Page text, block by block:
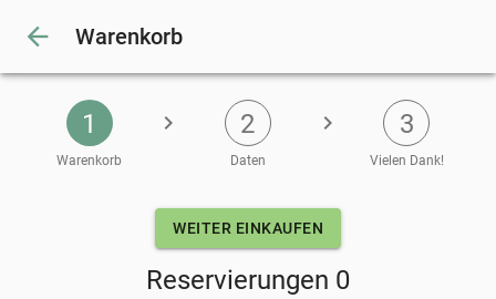
arrow_back Warenkorb
1
Warenkorb
chevron_right 2
Daten
chevron_right 3
Vielen Dank!
WEITER EINKAUFEN
Reservierungen 0